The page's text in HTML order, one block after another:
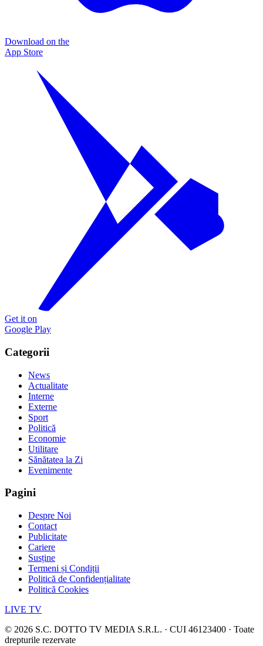
Download on the
App Store
Get it on
Google Play
Categorii
News
Actualitate
Interne
Externe
Sport
Politică
Economie
Utilitare
Sănătatea la Zi
Evenimente
Pagini
Despre Noi
Contact
Publicitate
Cariere
Susține
Termeni și Condiții
Politică de Confidențialitate
Politică Cookies
LIVE TV
© 2026 S.C. DOTTO TV MEDIA S.R.L. · CUI 46123400 · Toate
drepturile rezervate